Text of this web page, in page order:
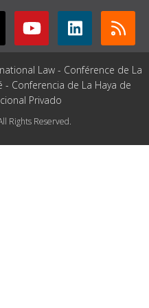
Law - Conférence de La
Conferencia de La Haya de
Privado
Rights Reserved.